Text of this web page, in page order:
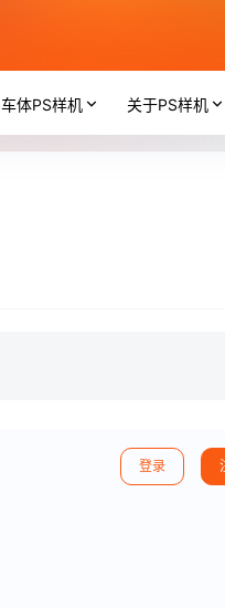
车体PS样机 关于PS样机
登录